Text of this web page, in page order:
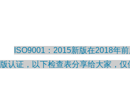
ISO9001：2015新版在2018年
版认证，以下检查表分享给大家，仅